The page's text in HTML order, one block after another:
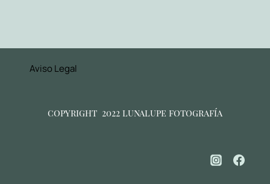
Aviso Legal
copyright 2022 lunalupe fotografía